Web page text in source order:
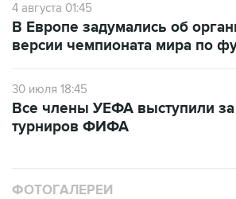
4 августа 01:45
В Европе задумались об
версии чемпионата мира по
30 июля 18:45
Все члены УЕФА выступили за
турниров ФИФА
ФОТОГАЛЕРЕИ